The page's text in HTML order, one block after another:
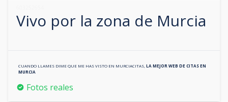
Vivo por la zona de Murcia
CUANDO LLAMES DIME QUE ME HAS VISTO EN MURCIACITAS LA MEJOR WEB DE CITAS EN
MURCIA
Fotos reales